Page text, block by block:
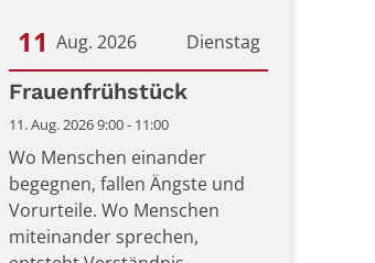
Dienstag
11 Aug. 2026
Datum: 11. August 2026
Frauenfrühstück
11. Aug. 2026 9:00 - 11:00
Wo Menschen einander
begegnen, fallen Ängste und
Vorurteile. Wo Menschen
miteinander sprechen,